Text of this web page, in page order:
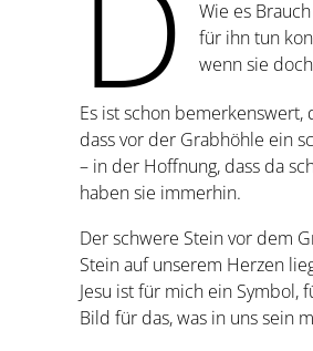
Wie es
für ihn tun
wenn sie
Es ist schon
dass vor der Grabhöhle ein
– in der Hoffnung, dass da
haben sie immerhin.
Der schwere Stein vor dem
Stein auf unserem Herzen
Jesu ist für mich ein Symbol,
Bild für das, was in uns sein